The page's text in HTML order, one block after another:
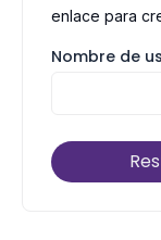
enlace para
Nombre de